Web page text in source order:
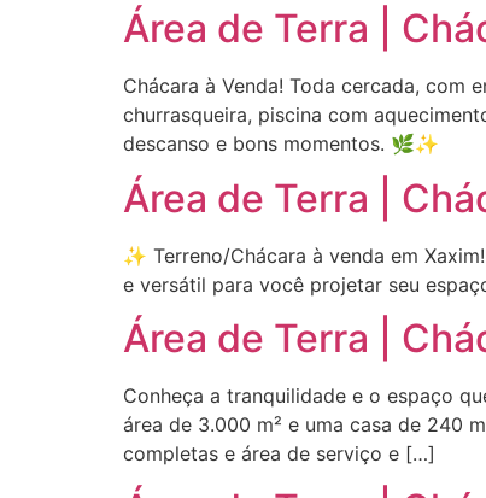
Área de Terra |
Chácara à Venda! Toda cercada, com
churrasqueira, piscina com
descanso e bons momentos. 🌿✨
Área de Terra |
✨ Terreno/Chácara à venda em
e versátil para você projetar seu
Área de Terra |
Conheça a tranquilidade e o espaço
área de 3.000 m² e uma casa de 240
completas e área de serviço e […]